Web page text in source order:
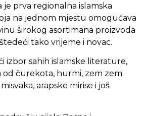
je prva regionalna islamska
na jednom mjestu omogućava
širokog asortimana proizvoda
tako vrijeme i novac.
izbor sahih islamske literature,
od čurekota, hurmi, zem zem
arapske mirise i još